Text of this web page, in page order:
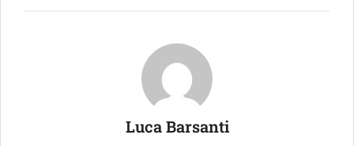
Luca Barsanti